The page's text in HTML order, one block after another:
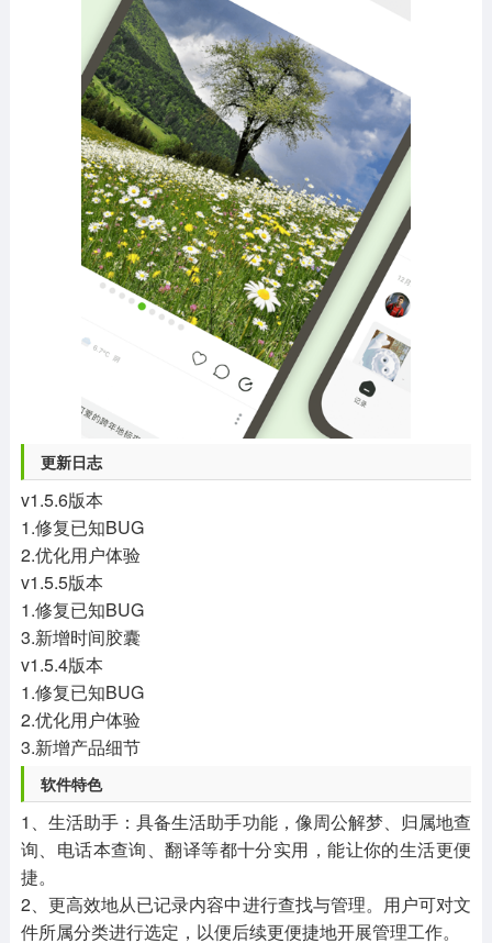
更新日志
v1.5.6版本
1.修复已知BUG
2.优化用户体验
v1.5.5版本
1.修复已知BUG
3.新增时间胶囊
v1.5.4版本
1.修复已知BUG
2.优化用户体验
3.新增产品细节
软件特色
1、生活助手：具备生活助手功能，像周公解梦、归属地查
询、电话本查询、翻译等都十分实用，能让你的生活更便
捷。
2、更高效地从已记录内容中进行查找与管理。用户可对文
件所属分类进行选定，以便后续更便捷地开展管理工作。